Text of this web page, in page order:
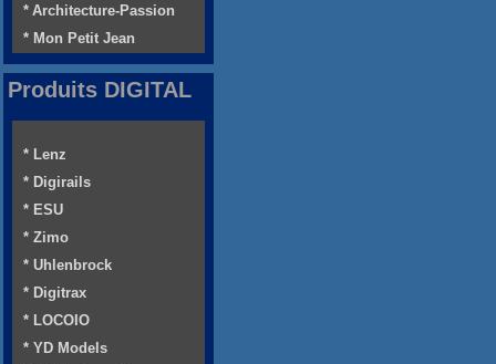
* Architecture-Passion
* Mon Petit Jean
Produits DIGITAL
* Lenz
* Digirails
* ESU
* Zimo
* Uhlenbrock
* Digitrax
* LOCOIO
* YD Models